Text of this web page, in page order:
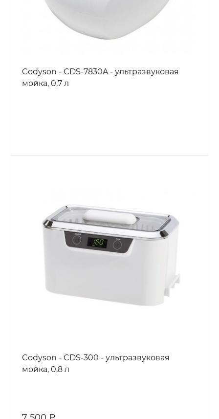
Codyson - CDS-7830A - ультразвуковая
мойка, 0,7 л
Codyson - CDS-300 - ультразвуковая
мойка, 0,8 л